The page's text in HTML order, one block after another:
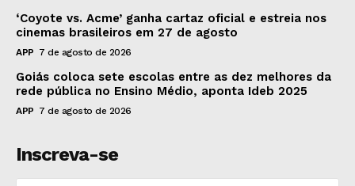
‘Coyote vs. Acme’ ganha cartaz oficial e estreia nos
cinemas brasileiros em 27 de agosto
APP 7 de agosto de 2026
Goiás coloca sete escolas entre as dez melhores da
rede pública no Ensino Médio, aponta Ideb 2025
APP 7 de agosto de 2026
Inscreva-se